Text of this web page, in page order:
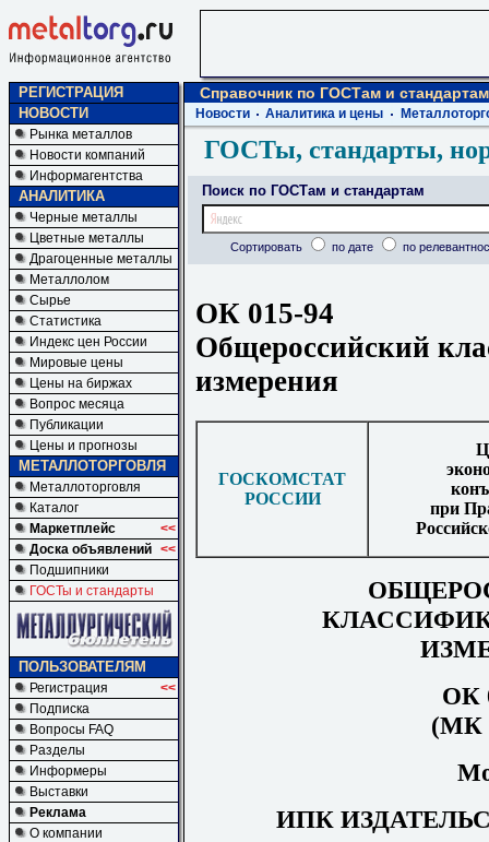
РЕГИСТРАЦИЯ
НОВОСТИ
Рынка металлов
Новости компаний
Информагентства
АНАЛИТИКА
Черные металлы
Цветные металлы
Драгоценные металлы
Металлолом
Сырье
Статистика
Индекс цен России
Мировые цены
Цены на биржах
Вопрос месяца
Публикации
Цены и прогнозы
МЕТАЛЛОТОРГОВЛЯ
Металлоторговля
Каталог
Маркетплейс
<<
Доска объявлений <<
Подшипники
ГОСТы и стандарты
ПОЛЬЗОВАТЕЛЯМ
Регистрация
<<
Подписка
Вопросы FAQ
Разделы
Информеры
Выставки
Реклама
О компании
Справочник по ГОСТам и стандартам
Новости Аналитика и цены
ГОСТы, стандарты,
Поиск по ГОСТам и стандартам
Сортировать по дате по
ОК 015-94
Общероссийский
измерения
ГОСКОМСТАТ
РОССИИ
при
ОК
(МК
ИПК